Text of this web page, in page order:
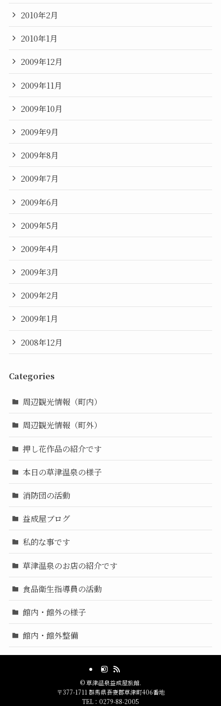
2010年2月
2010年1月
2009年12月
2009年11月
2009年10月
2009年9月
2009年8月
2009年7月
2009年6月
2009年5月
2009年4月
2009年3月
2009年2月
2009年1月
2008年12月
Categories
周辺観光情報（町内）
周辺観光情報（町外）
押し花作品の紹介です
本日の草津温泉の様子
消防団の活動
益成屋ブログ
私的な事です
草津温泉のお店の紹介です
食品衛生指導員の活動
館内・館外の様子
館内・館外整備
©草津温泉益成屋旅館.